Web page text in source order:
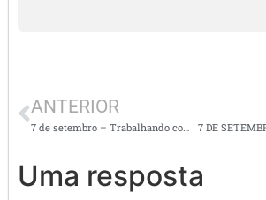
ANTERIOR
7 de setembro – Trabalhando com gênero textual, texto instrucional ou injuntivo
Uma resposta